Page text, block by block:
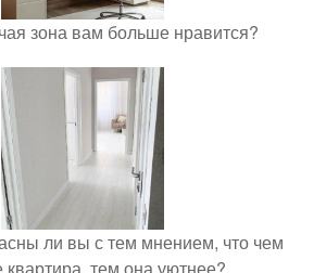
зона вам больше нравится?
ли вы с тем мнением, что чем
квартира, тем она уютнее?